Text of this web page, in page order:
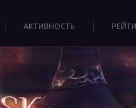
АКТИВНОСТЬ